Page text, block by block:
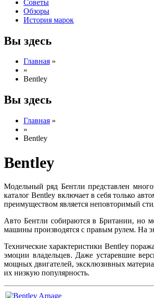
Советы
Обзоры
История марок
Вы здесь
Главная »
»
Bentley
Вы здесь
Главная »
»
Bentley
Bentley
Модельный ряд Бентли представлен
каталог Bentley включает в себя только
преимуществом является неповторимый
Авто Бентли собираются в Британии, но
машины производятся с правым рулем. На
Технические характеристики Bentley
эмоции владельцев. Даже устаревшие
мощных двигателей, эксклюзивных
их низкую популярность.